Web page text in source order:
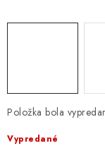
Položka bola
Vypredané